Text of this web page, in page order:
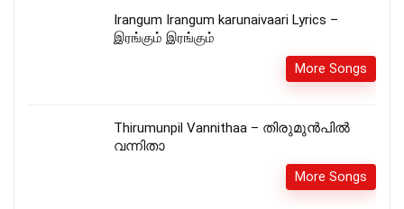
Irangum Irangum karunaivaari Lyrics –
இரங்கும் இரங்கும்
More Songs
Thirumunpil Vannithaa – തിരുമുൻപിൽ
വന്നിതാ
More Songs